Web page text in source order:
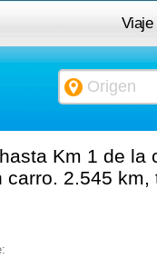
Viaje
Km 1 de
2.545